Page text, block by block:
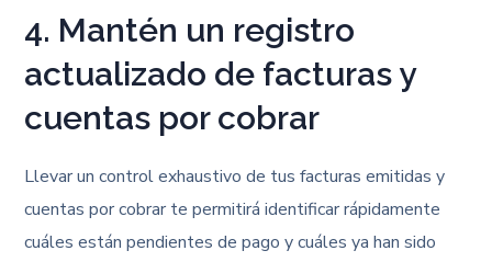
4. Mantén un registro
actualizado de facturas y
cuentas por cobrar
Llevar un control exhaustivo de tus facturas emitidas y
cuentas por cobrar te permitirá identificar rápidamente
cuáles están pendientes de pago y cuáles ya han sido